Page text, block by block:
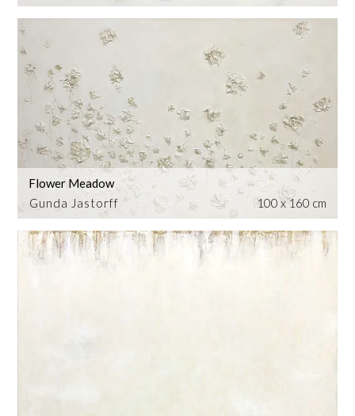
Gunda Jastorff
Flower Meadow
100 x 160 cm